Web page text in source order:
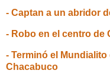
- Captan a un abridor
- Robo en el centro de
- Terminó el
Chacabuco